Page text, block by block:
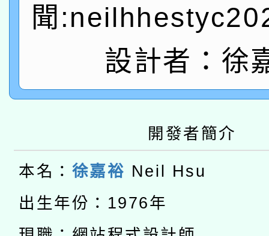
年度健康促進學校輔導
業成長研習」實施計畫
原住民族教育政策研討
族教育國際趨勢與發展
轉知教育部國民及學前
新北市政府教育局辦
師專業成長研習實施
函轉國立臺灣師範大學
族語言臺北學習中心
轉知有關國立成功大學
文教學共融平台-教案
件」活動簡章
教育部國民及學前教育
年度COVID-19疫苗接
接種對象擴大為「滿6
接種之民眾」措施，延
轉知經濟部水利署委託
業技術研究院辦理「
用水績優單位及節水達
動」
115年8月22日(星期六
桃園市孔廟祈福系列
開 智慧啟航」
2026年桃園地景藝術
「2026桃園藝術巡演
聞
設計者：徐
開發者簡介
本名： 徐嘉裕 Neil Hsu
出生年份：1976年